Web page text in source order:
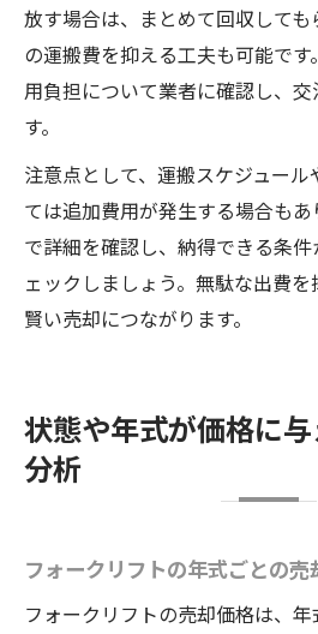
放す場合は、まとめて回収して
の運搬費を抑える工夫も可能で
用負担について業者に確認し、
す。
注意点として、運搬スケジュー
ては追加費用が発生する場合も
で詳細を確認し、納得できる条
ェックしましょう。無駄な出費を
賢い売却につながります。
状態や年式が価格に
分析
フォークリフトの年式ごとの売
フォークリフトの売却価格は、